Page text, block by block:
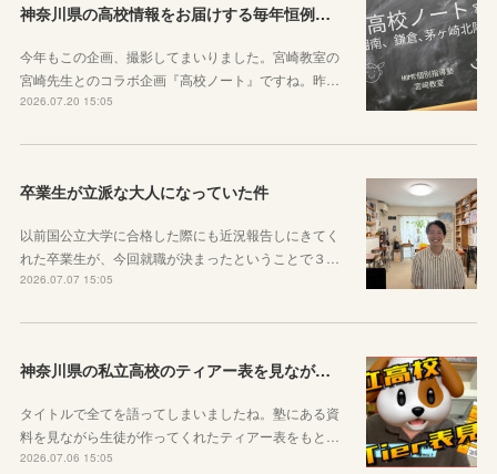
神奈川県の高校情報をお届けする毎年恒例のコラボ企画のお知らせ
今年もこの企画、撮影してまいりました。宮崎教室の
宮崎先生とのコラボ企画『高校ノート』ですね。昨…
2026.07.20 15:05
卒業生が立派な大人になっていた件
以前国公立大学に合格した際にも近況報告しにきてく
れた卒業生が、今回就職が決まったということで３…
2026.07.07 15:05
神奈川県の私立高校のティアー表を見ながら話す動画を作りました！
タイトルで全てを語ってしまいましたね。塾にある資
料を見ながら生徒が作ってくれたティアー表をもと…
2026.07.06 15:05